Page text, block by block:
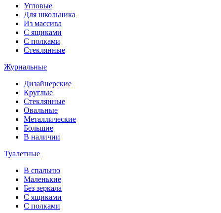
Угловые
Для школьника
Из массива
С ящиками
С полками
Стеклянные
Журнальные
Дизайнерские
Круглые
Стеклянные
Овальные
Металлические
Большие
В наличии
Туалетные
В спальню
Маленькие
Без зеркала
С ящиками
С полками